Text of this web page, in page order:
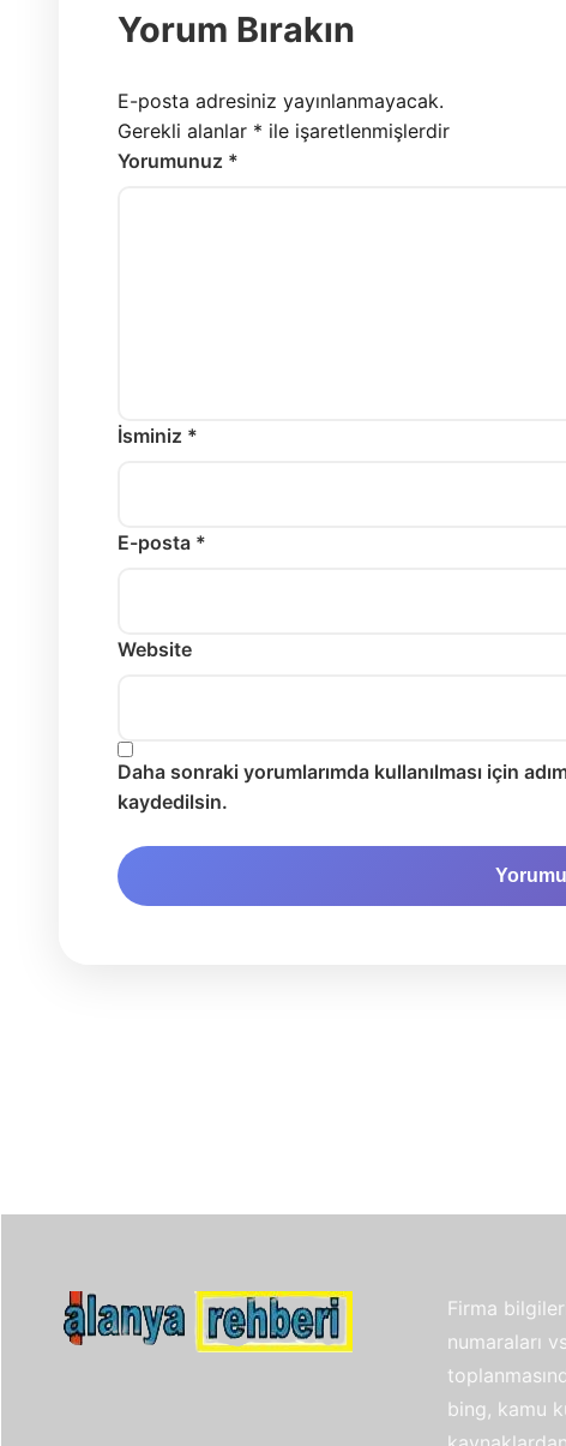
Yorum Bırakın
E-posta adresiniz yayınlanmayacak.
Gerekli alanlar * ile işaretlenmişlerdir
Yorumunuz *
İsminiz *
E-posta *
Website
Daha sonraki yorumlarımda kullanılması için
kaydedilsin.
Firma
numaraları
bing, kamu